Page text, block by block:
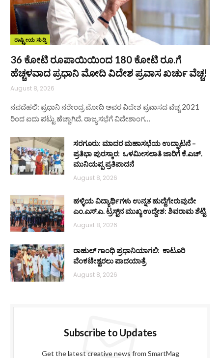
ರಾಷ್ಟ್ರೀಯ ಸುದ್ದಿ
36 ಕೋಟಿ ರೂಪಾಯಿಯಿಂದ 180 ಕೋಟಿ ರೂ.ಗೆ
ಹೆಚ್ಚಳವಾದ ಪ್ರಧಾನಿ ಮೋದಿ ವಿದೇಶ ಪ್ರವಾಸ ಖರ್ಚು ವೆಚ್ಚ!
August 8, 2026
ನವದೆಹಲಿ: ಪ್ರಧಾನಿ ನರೇಂದ್ರ ಮೋದಿ ಅವರ ವಿದೇಶ ಪ್ರವಾಸದ ವೆಚ್ಚ 2021
ರಿಂದ ಐದು ಪಟ್ಟು ಹೆಚ್ಚಾಗಿದೆ. ರಾಜ್ಯಸಭೆಗೆ ವಿದೇಶಾಂಗ…
ಸರಗೂರು: ಮಾದರ ಮಹಾಸಭೆಯ ಉದ್ಘಾಟನೆ –
ಪ್ರತಿಭಾ ಪುರಸ್ಕಾರ: ಒಳಮೀಸಲಾತಿ ಜಾರಿಗೆ ಕೆ.ಎಚ್.
ಮುನಿಯಪ್ಪ ಪ್ರತಿಪಾದನೆ
August 8, 2026
ಹಳ್ಳಿಯ ವಿದ್ಯಾರ್ಥಿಗಳು ಉನ್ನತ ಹುದ್ದೆಗೇರುವುದೇ
ಎಂ.ಎಸ್.ಎ. ಟ್ರಸ್ಟ್‌ನ ಮುಖ್ಯ ಉದ್ದೇಶ: ಶಿವರಾಮ ಶೆಟ್ಟಿ
August 8, 2026
ರಾಹುಲ್ ಗಾಂಧಿ ಪ್ರಧಾನಿಯಾಗಲಿ: ಕಾಟೂರಿ
ವೆಂಕಟೇಶ್ವರಲು ಪಾದಯಾತ್ರೆ
August 8, 2026
Subscribe to Updates
Get the latest creative news from SmartMag